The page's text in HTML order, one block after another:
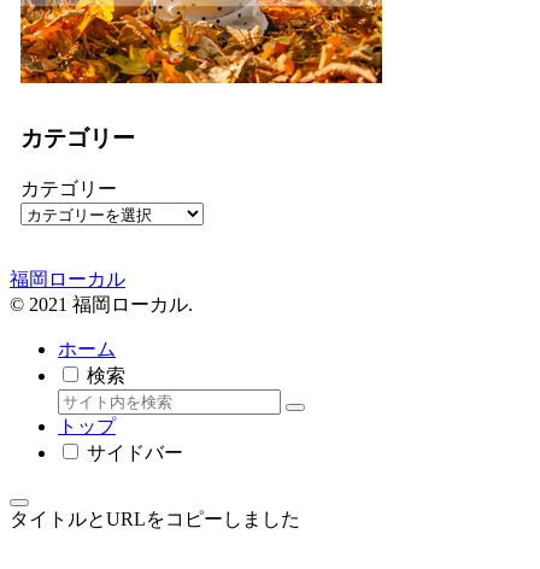
カテゴリー
カテゴリー
福岡ローカル
© 2021 福岡ローカル.
ホーム
検索
トップ
サイドバー
タイトルとURLをコピーしました